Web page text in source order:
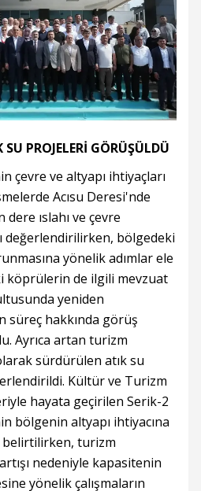
SU PROJELERİ GÖRÜŞÜLDÜ
çevre ve altyapı ihtiyaçları
Acısu Deresi'nde
ıslahı ve çevre
değerlendirilirken, bölgedeki
yönelik adımlar ele
köprülerin de ilgili mevzuat
yeniden
süreç hakkında görüş
Ayrıca artan turizm
sürdürülen atık su
Kültür ve Turizm
hayata geçirilen Serik-2
bölgenin altyapı ihtiyacına
belirtilirken, turizm
nedeniyle kapasitenin
yönelik çalışmaların